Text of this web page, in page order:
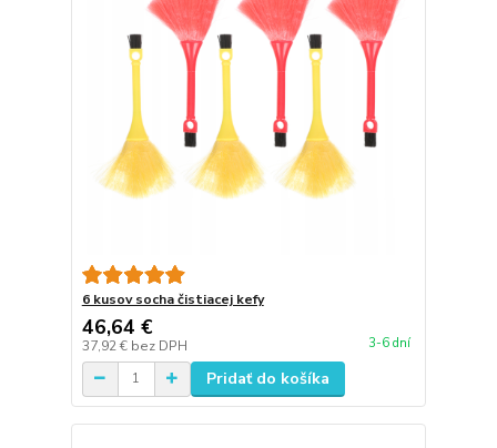
6 kusov socha čistiacej kefy
46,64 €
37,92 € bez DPH 3-6 dní
Pridať do košíka